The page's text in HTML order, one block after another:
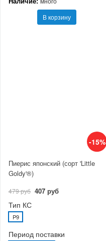
В корзину
-15%
Пиерис японский (сорт 'Little
Goldy'®)
479 руб 407 руб
Тип КС
P9
Период поставки